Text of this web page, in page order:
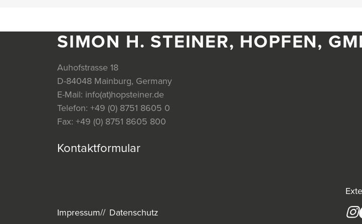
SIMON H. STEINER, HOPFEN,
Auhofstrasse 18
D-84048 Mainburg, Germany
E-Mail: info(at)hopsteiner.de
Telefon: +49 (0) 8751 8605 0
Fax: +49 (0) 8751 8605 800
Kontaktformular
Impressum Datenschutz